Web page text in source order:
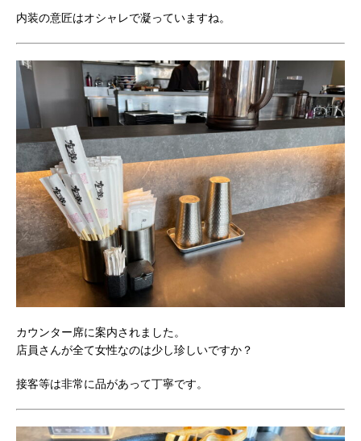
内装の意匠はオシャレで凝っていますね。
カウンター席に案内されました。
店員さんが全て女性なのは少し珍しいですか？
接客等は非常に品があって丁寧です。